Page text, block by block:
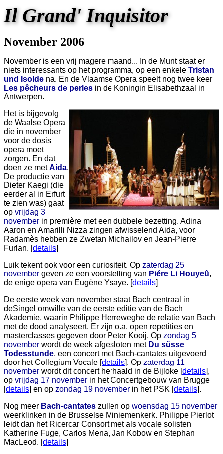
Il Grand' Inquisitor
November 2006
November is een vrij magere maand... In de Munt staat er
niets interessants op het programma, op een enkele Tristan
und Isolde na. En de Vlaamse Opera speelt nog twee keer
Les pêcheurs de perles in de Koningin Elisabethzaal in
Antwerpen.
Het is bijgevolg
de Waalse Opera
die in november
voor de dosis
opera moet
zorgen. En dat
doen ze metAida.
De productie van
Dieter Kaegi (die
eerder al in Erfurt
te zien was) gaat
op vrijdag 3
november in première met een dubbele bezetting. Adina
Aaron en Amarilli Nizza zingen afwisselend Aida, voor
Radamès hebben ze Zwetan Michailov en Jean-Pierre
Furlan. [details]
Luik tekent ook voor een curiositeit. Op zaterdag 25
november geven ze een voorstelling van Piére Li Houyeû,
de enige opera van Eugène Ysaye. [details]
De eerste week van november staat Bach centraal in
deSingel omwille van de eerste editie van de Bach
Akademie, waarin Philippe Herreweghe de relatie van Bach
met de dood analyseert. Er zijn o.a. open repetities en
masterclasses gegeven door Peter Kooij. Op zondag 5
november wordt de week afgesloten met Du süsse
Todesstunde, een concert met Bach-cantates uitgevoerd
door het Collegium Vocale [details]. Op zaterdag 11
november wordt dit concert herhaald in de Bijloke [details],
op vrijdag 17 november in het Concertgebouw van Brugge
[details] en op zondag 19 november in het PSK [details].
Nog meer Bach-cantates zullen op woensdag 15 november
weerklinken in de Brusselse Miniemenkerk. Philippe Pierlot
leidt dan het Ricercar Consort met als vocale solisten
Katherine Fuge, Carlos Mena, Jan Kobow en Stephan
MacLeod. [details]